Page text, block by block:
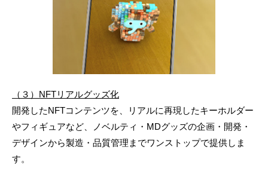
（３）NFTリアルグッズ化
開発したNFTコンテンツを、リアルに再現したキーホルダー
やフィギュアなど、ノベルティ・MDグッズの企画・開発・
デザインから製造・品質管理までワンストップで提供しま
す。